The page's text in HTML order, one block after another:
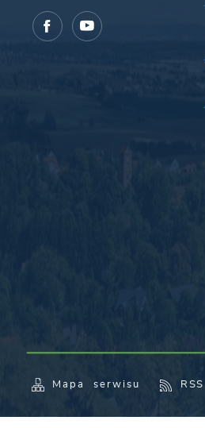
Mapa serwisu RSS